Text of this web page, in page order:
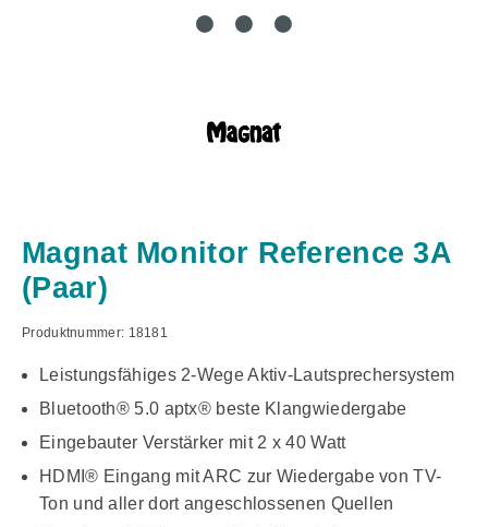
Magnat Monitor Reference 3A
(Paar)
Produktnummer: 18181
Leistungsfähiges 2-Wege Aktiv-Lautsprechersystem
Bluetooth® 5.0 aptx® beste Klangwiedergabe
Eingebauter Verstärker mit 2 x 40 Watt
HDMI® Eingang mit ARC zur Wiedergabe von TV-
Ton und aller dort angeschlossenen Quellen